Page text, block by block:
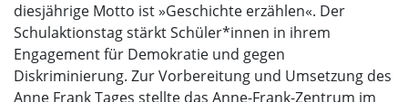
diesjährige Motto ist »Geschichte erzählen«. Der
Schulaktionstag stärkt Schüler*innen in ihrem
Engagement für Demokratie und gegen
Diskriminierung. Zur Vorbereitung und Umsetzung des
Anne Frank Tages stellte das Anne-Frank-Zentrum im